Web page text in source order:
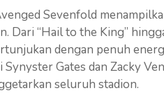
Sevenfold
Dari “Hail to the King”
dengan penuh
Gates dan Zacky
seluruh stadion.